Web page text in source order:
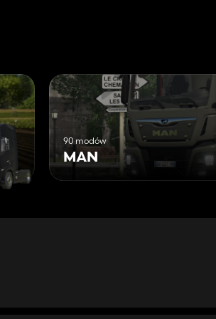
90 modów
MAN